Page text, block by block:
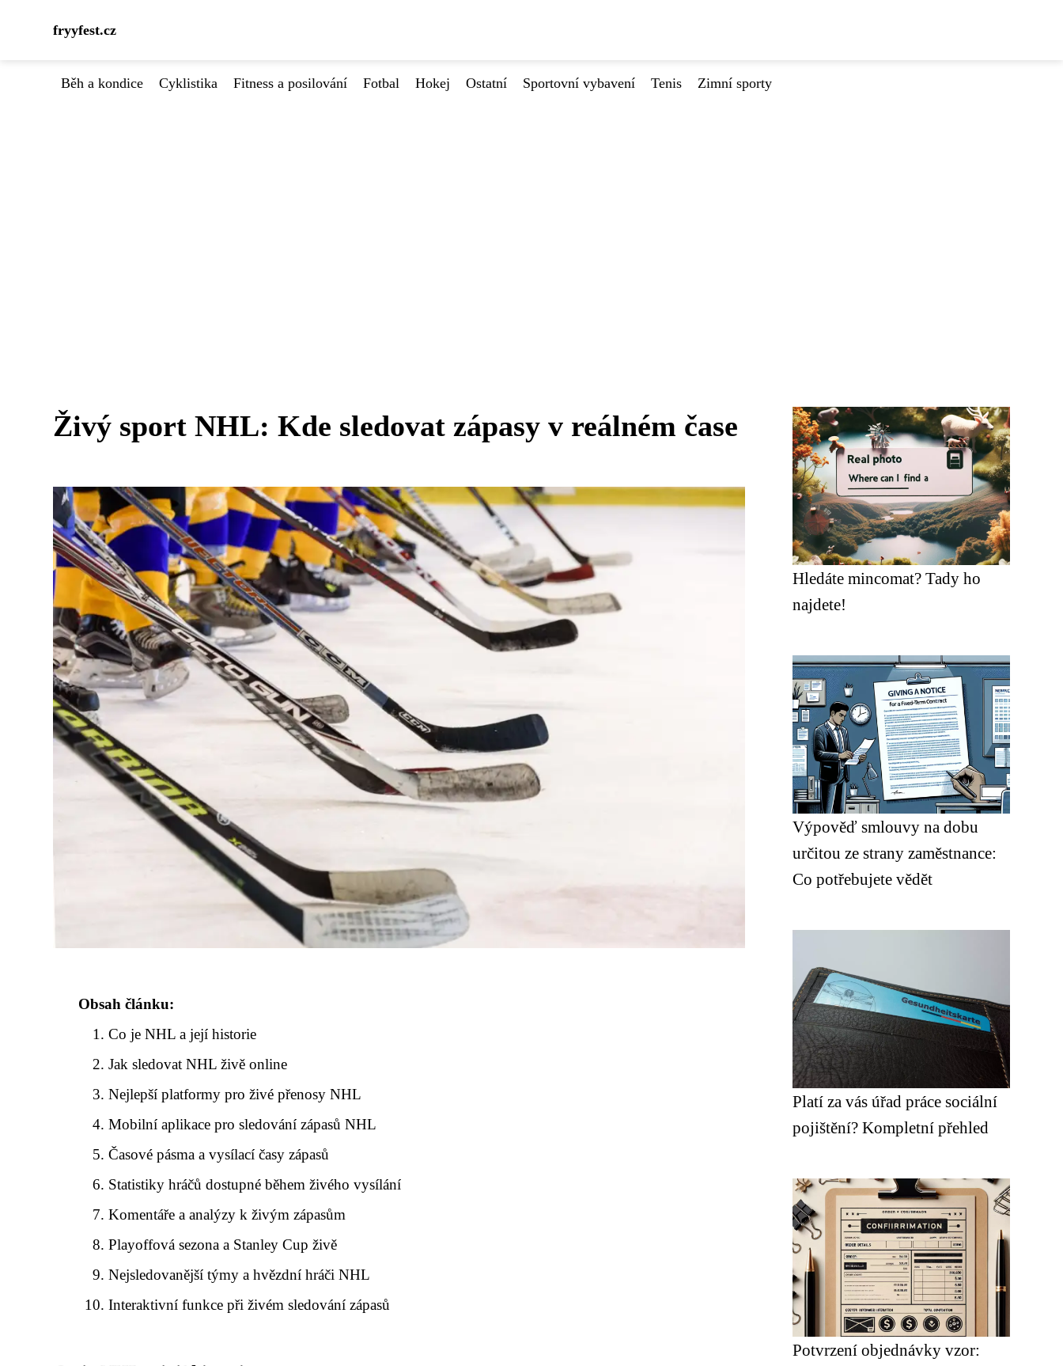
fryyfest.cz
Běh a kondice Cyklistika Fitness a posilování Fotbal Hokej Ostatní Sportovní vybavení Tenis Zimní sporty
Živý sport NHL: Kde sledovat zápasy v reálném čase
Obsah článku:
Co je NHL a její historie
Jak sledovat NHL živě online
Nejlepší platformy pro živé přenosy NHL
Mobilní aplikace pro sledování zápasů NHL
Časové pásma a vysílací časy zápasů
Statistiky hráčů dostupné během živého vysílání
Komentáře a analýzy k živým zápasům
Playoffová sezona a Stanley Cup živě
Nejsledovanější týmy a hvězdní hráči NHL
Interaktivní funkce při živém sledování zápasů
Hledáte mincomat? Tady ho
najdete!
Výpověď smlouvy na dobu
určitou ze strany zaměstnance:
Co potřebujete vědět
Platí za vás úřad práce sociální
pojištění? Kompletní přehled
Potvrzení objednávky vzor: